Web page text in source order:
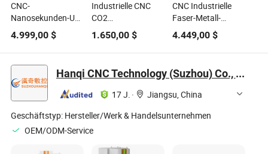
CNC-
Nanosekunden-UV-
Laserschneidemaschine
für FPC-Kontur-
und Coverlay-
Bearbeitung
4.999,00 $
Industrielle CNC
CO2
Laserschneidemaschine
für Nanopanelle
aus Acryl Polyester
1.650,00$
CNC Industrielle
Faser-Metall-
Laserschneidemaschine
für Stahl Kupfer
Aluminiumlegierung
4.449,00$
Hanqi CNC Technology (Suzhou) Co., Ltd.
17 J. ·
Jiangsu, China
Geschäftstyp: Hersteller/Werk & Handelsunternehmen
OEM/ODM-Service